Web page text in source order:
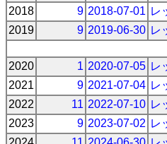
2018
9 2018-07-01 レ
2019
9 2019-06-30 レ
2020
1 2020-07-05 レ
2021
9 2021-07-04 レ
2022
11 2022-07-10 レ
2023
9 2023-07-02 レ